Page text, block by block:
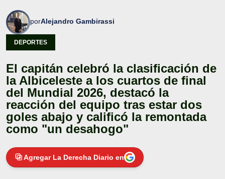
porAlejandro Gambirassi
DEPORTES
El capitán celebró la clasificación de
la Albiceleste a los cuartos de final
del Mundial 2026, destacó la
reacción del equipo tras estar dos
goles abajo y calificó la remontada
como "un desahogo"
Agregar La Derecha Diario en